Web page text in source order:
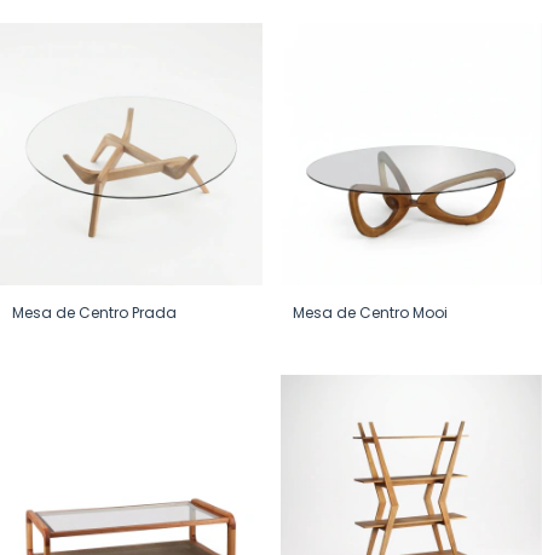
Mesa de Centro Prada Mesa de Centro Mooi